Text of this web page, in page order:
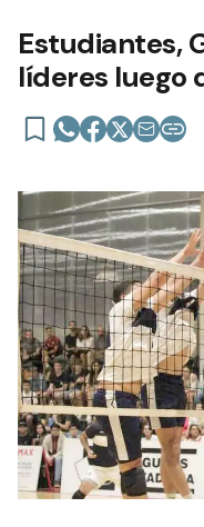
Estudiantes,
líderes luego